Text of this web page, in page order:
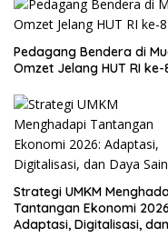
Pedagang Bendera di
Omzet Jelang HUT RI ke-
Strategi UMKM
Tantangan Ekonomi
Adaptasi, Digitalisasi, dan